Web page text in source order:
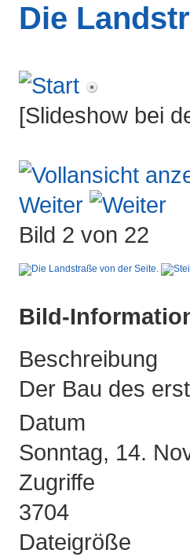
Die
[Slideshow bei
Weiter
Bild 2 von 22
Bild-
Beschreibung
Der Bau des
Datum
Sonntag, 14.
Zugriffe
3704
Dateigröße